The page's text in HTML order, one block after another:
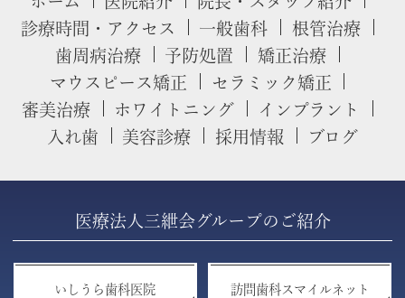
診療時間・アクセス
一般歯科
根管治療
歯周病治療
予防処置
矯正治療
マウスピース矯正
セラミック矯正
審美治療
ホワイトニング
インプラント
入れ歯
美容診療 採用情報 ブログ
医療法人三紲会グループのご紹介
いしうら歯科医院 訪問歯科スマイルネット